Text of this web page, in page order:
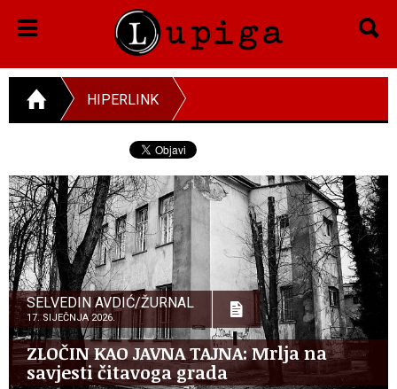
HIPERLINK
SELVEDIN AVDIĆ/ŽURNAL
17. SIJEČNJA 2026.
ZLOČIN KAO JAVNA TAJNA: Mrlja na
savjesti čitavoga grada